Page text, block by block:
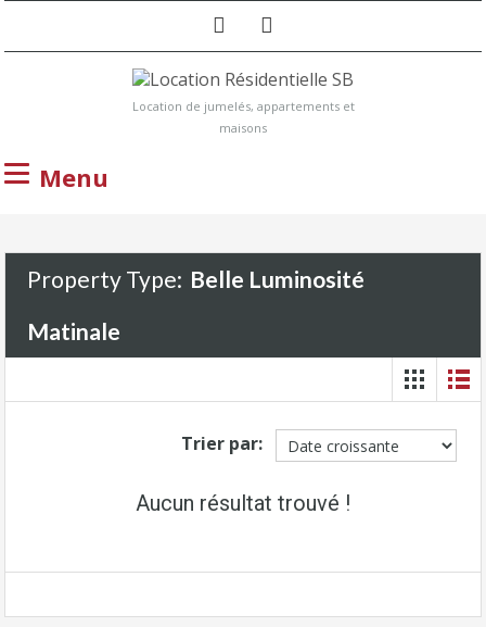
Location de jumelés, appartements et
maisons
Menu
Property Type: Belle Luminosité
Matinale
Trier par:
Aucun résultat trouvé !